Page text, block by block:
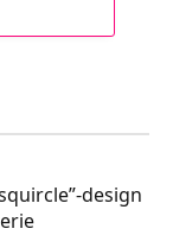
design